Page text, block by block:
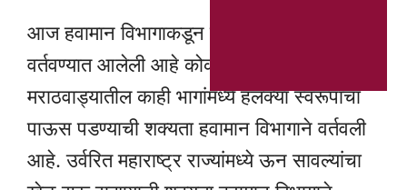
आज हवामान विभागाकडून हलक्या पावसाची शक्यता
वर्तवण्यात आलेली आहे कोकण विदर्भ तसेच
मराठवाड्यातील काही भागांमध्ये हलक्या स्वरूपाचा
पाऊस पडण्याची शक्यता हवामान विभागाने वर्तवली
आहे. उर्वरित महाराष्ट्र राज्यांमध्ये ऊन सावल्यांचा